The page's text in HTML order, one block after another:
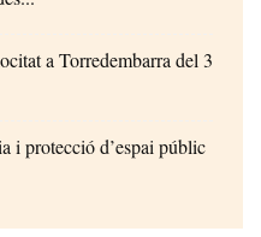
a Torredembarra del 3
i protecció d’espai públic